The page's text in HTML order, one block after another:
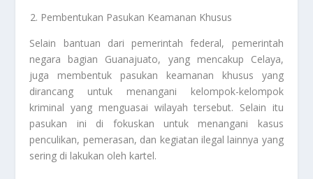
Pembentukan Pasukan Keamanan Khusus
Selain bantuan dari pemerintah federal, pemerintah
negara bagian Guanajuato, yang mencakup Celaya,
juga membentuk pasukan keamanan khusus yang
dirancang untuk menangani kelompok-kelompok
kriminal yang menguasai wilayah tersebut. Selain itu
pasukan ini di fokuskan untuk menangani kasus
penculikan, pemerasan, dan kegiatan ilegal lainnya yang
sering di lakukan oleh kartel.